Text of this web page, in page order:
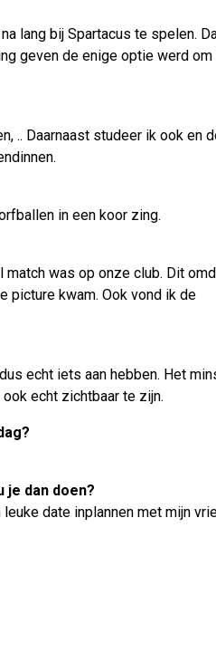
lang bij Spartacus te spelen.
geven de enige optie werd om
.. Daarnaast studeer ik ook en
in een koor zing.
was op onze club. Dit
picture kwam. Ook vond ik de
echt iets aan hebben. Het
echt zichtbaar te zijn.
je dan doen?
date inplannen met mijn